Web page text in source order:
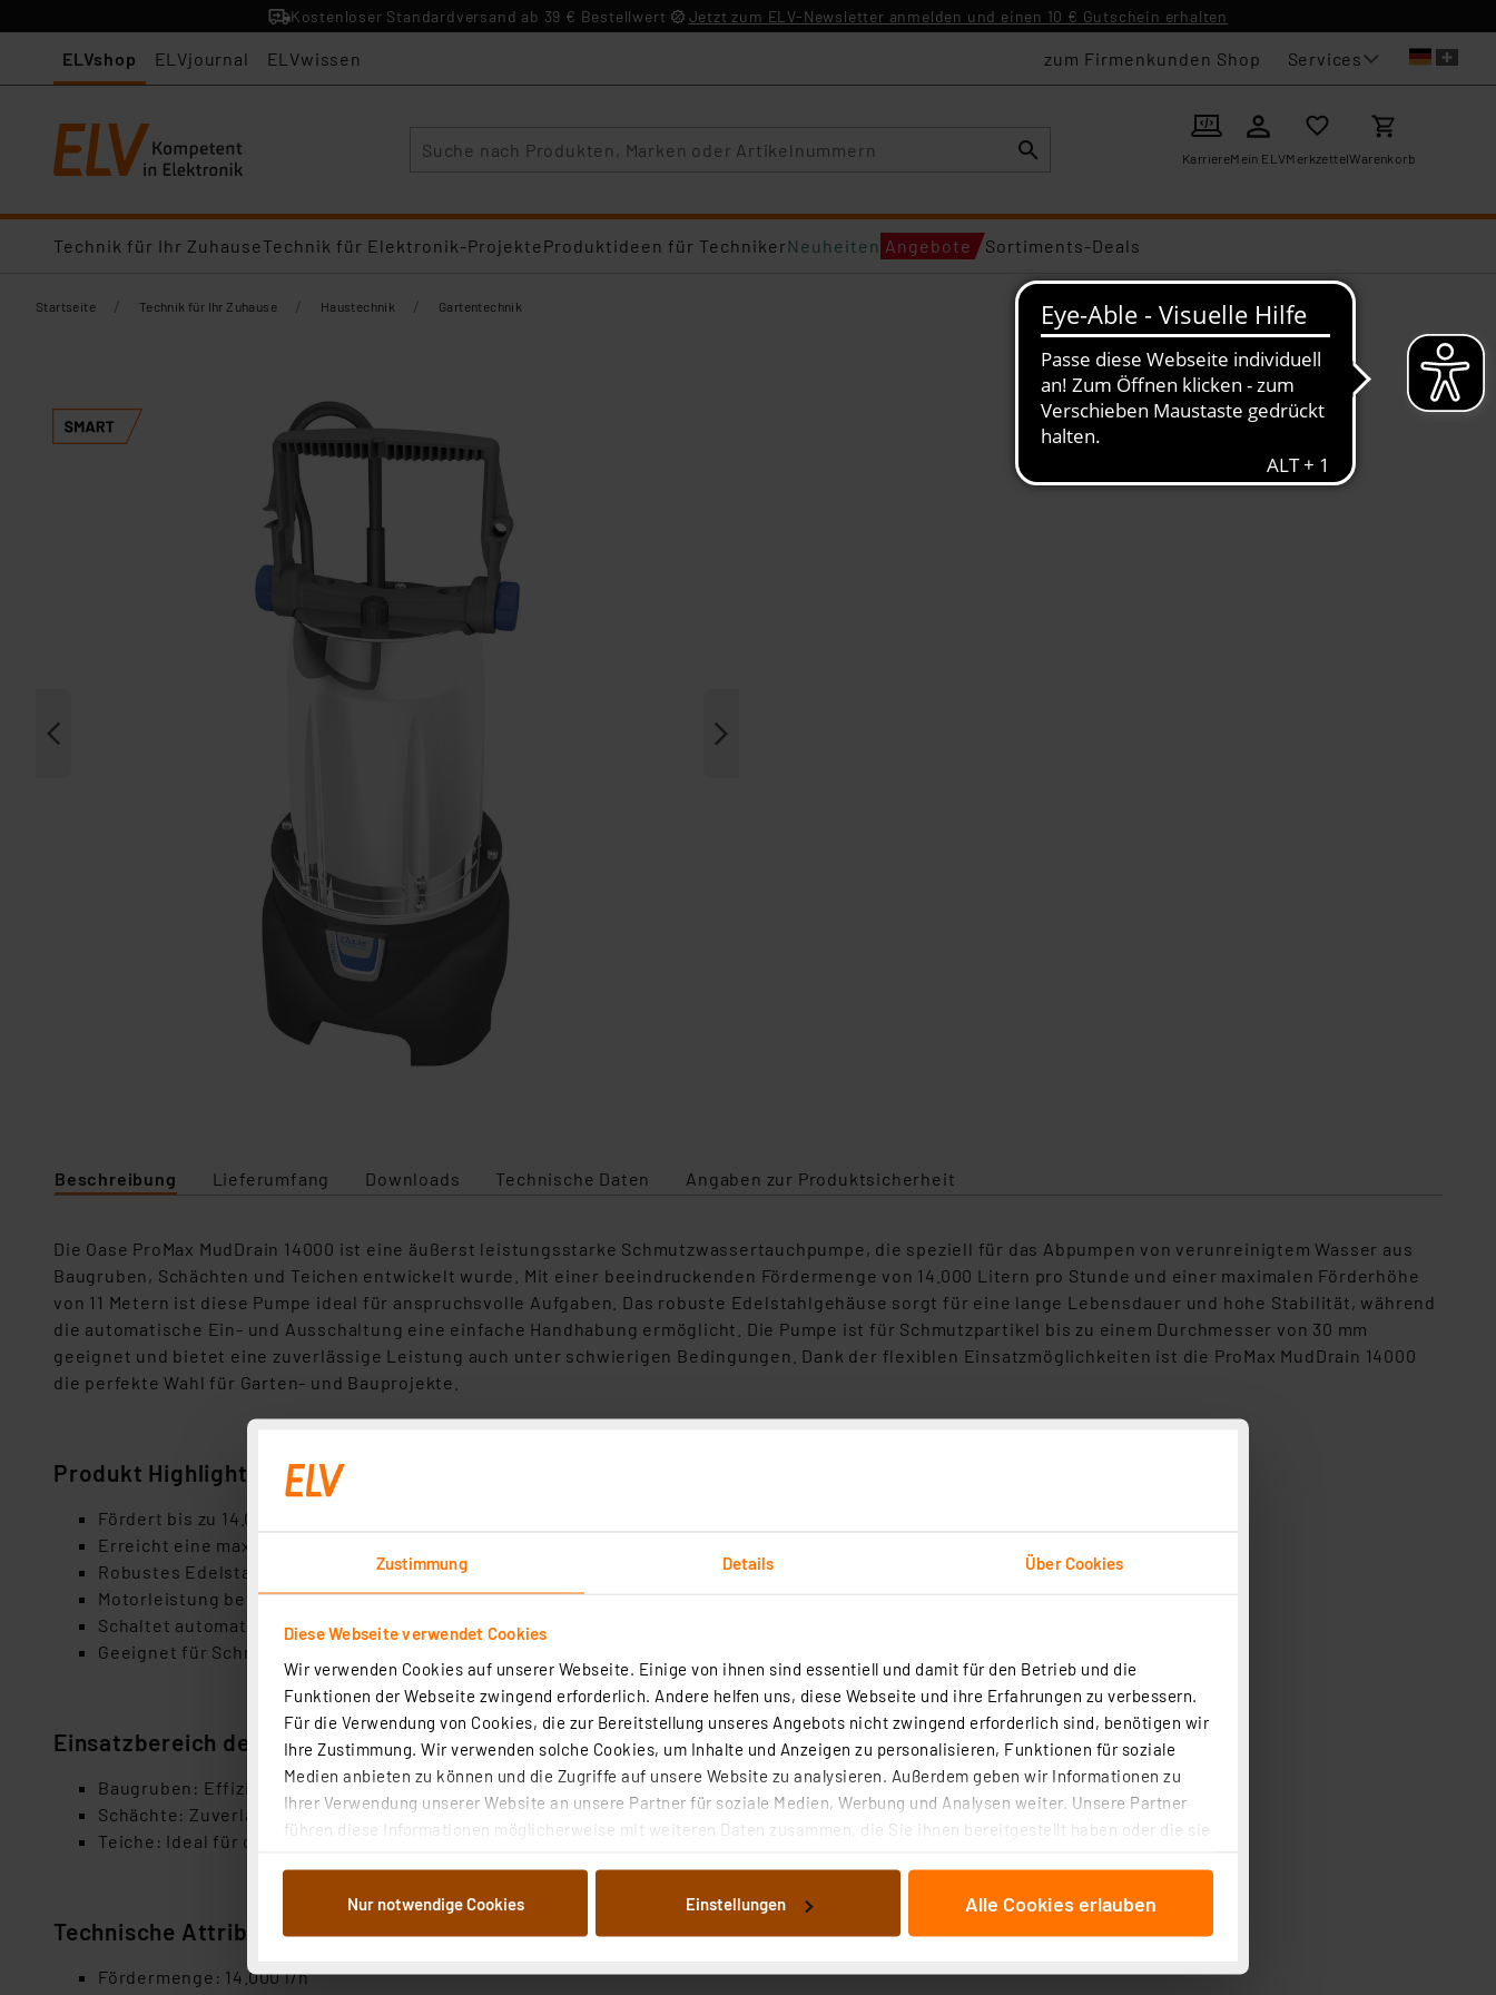
Zustimmung Details Über Cookies
Diese Webseite verwendet Cookies
Wir verwenden Cookies auf unserer Webseite. Einige von ihnen sind essentiell und damit für den Betrieb und die
Funktionen der Webseite zwingend erforderlich. Andere helfen uns, diese Webseite und ihre Erfahrungen zu verbessern.
Für die Verwendung von Cookies, die zur Bereitstellung unseres Angebots nicht zwingend erforderlich sind, benötigen wir
Ihre Zustimmung. Wir verwenden solche Cookies, um Inhalte und Anzeigen zu personalisieren, Funktionen für soziale
Medien anbieten zu können und die Zugriffe auf unsere Website zu analysieren. Außerdem geben wir Informationen zu
Ihrer Verwendung unserer Website an unsere Partner für soziale Medien, Werbung und Analysen weiter. Unsere Partner
führen diese Informationen möglicherweise mit weiteren Daten zusammen, die Sie ihnen bereitgestellt haben oder die sie
Weiterverarbeitung für die nachfolgend dargestellten bzw. die von Ihnen ausgewählten Verarbeitungszwecke (Art. 6
Abs.1a DSG-VO) zu. Eine detaillierte Auflistung der einzelnen Cookies nach Zweck und Anbieter ist durch Klick auf den
ganz oder teilweise zustimmen. Ihre erteilte Zustimmung können Sie jederzeit unter dem Link „Cookie Einstellungen“
Nur notwendige Cookies Einstellungen Alle Cookies erlauben
Kostenloser Standardversand ab 39 € Bestellwert Jetzt zum ELV-Newsletter anmelden und einen 10 € Gutschein erhalten
ELVshop ELVjournal ELVwissen zum Firmenkunden Shop Services
KarriereMein ELVMerkzettelWarenkorb
Technik für Ihr ZuhauseTechnik für Elektronik-ProjekteProduktideen für TechnikerNeuheiten Angebote Sortiments-Deals
Startseite / Technik für Ihr Zuhause / Haustechnik / Gartentechnik
Beschreibung Lieferumfang Downloads Technische Daten Angaben zur Produktsicherheit
Die Oase ProMax MudDrain 14000 ist eine äußerst leistungsstarke Schmutzwassertauchpumpe, die speziell für das Abpumpen von verunreinigtem Wasser aus
Baugruben, Schächten und Teichen entwickelt wurde. Mit einer beeindruckenden Fördermenge von 14.000 Litern pro Stunde und einer maximalen Förderhöhe
von 11 Metern ist diese Pumpe ideal für anspruchsvolle Aufgaben. Das robuste Edelstahlgehäuse sorgt für eine lange Lebensdauer und hohe Stabilität, während
die automatische Ein- und Ausschaltung eine einfache Handhabung ermöglicht. Die Pumpe ist für Schmutzpartikel bis zu einem Durchmesser von 30 mm
geeignet und bietet eine zuverlässige Leistung auch unter schwierigen Bedingungen. Dank der flexiblen Einsatzmöglichkeiten ist die ProMax MudDrain 14000
die perfekte Wahl für Garten- und Bauprojekte.
Produkt Highlights
Fördert bis zu 14.000 Liter pro Stunde
Erreicht eine maximale Förderhöhe von 11 Metern
Robustes Edelstahlgehäuse.
Motorleistung beträgt 950 Watt.
Schaltet automatisch ein und aus
Geeignet für Schmutzpartikel bis 30 mm
Einsatzbereich des Produktes
Baugruben: Effizientes Abpumpen von verunreinigtem Wasser
Schächte: Zuverlässige Entwässerung von Schächten
Teiche: Ideal für die Reinigung von Teichen
Technische Attribute
Fördermenge: 14.000 l/h